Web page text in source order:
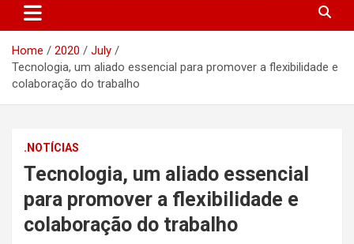
Home 2020
July
Tecnologia, um aliado essencial para promover a flexibilidade e
colaboração do trabalho
.NOTÍCIAS
Tecnologia, um aliado essencial
para promover a flexibilidade e
colaboração do trabalho